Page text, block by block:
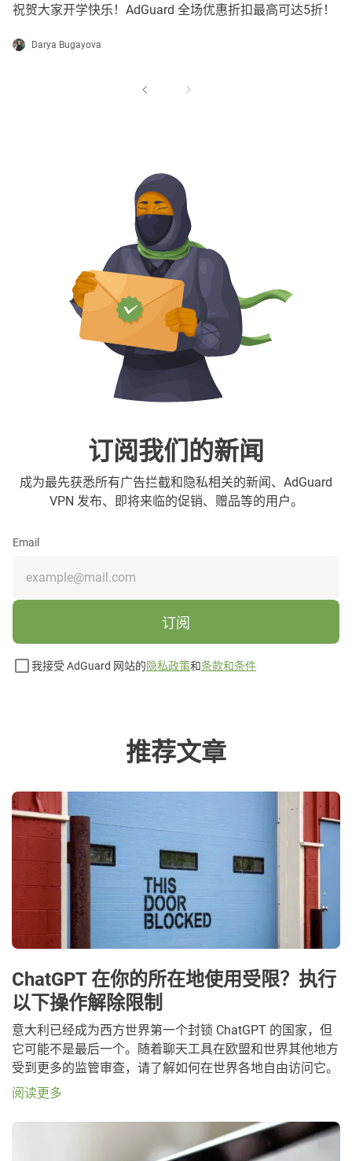
祝贺大家开学快乐！AdGuard 全场优惠折扣最高可达5折！
Darya Bugayova
订阅我们的新闻
成为最先获悉所有广告拦截和隐私相关的新闻、AdGuard
VPN 发布、即将来临的促销、赠品等的用户。
Email
订阅
我接受 AdGuard 网站的隐私政策和条款和条件
推荐文章
ChatGPT 在你的所在地使用受限？执行
以下操作解除限制
意大利已经成为西方世界第一个封锁 ChatGPT 的国家，但
它可能不是最后一个。随着聊天工具在欧盟和世界其他地方
受到更多的监管审查，请了解如何在世界各地自由访问它。
阅读更多